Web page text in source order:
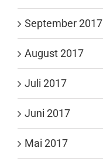
September 2017
August 2017
Juli 2017
Juni 2017
Mai 2017